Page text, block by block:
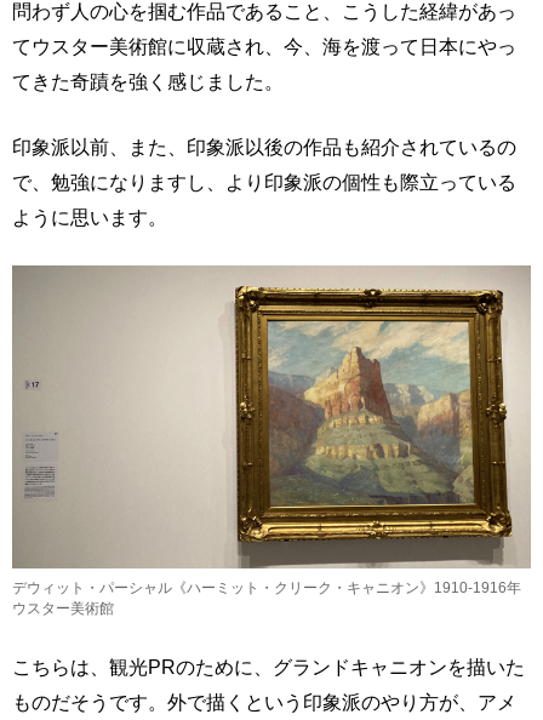
問わず人の心を掴む作品であること、こうした経緯があっ
てウスター美術館に収蔵され、今、海を渡って日本にやっ
てきた奇蹟を強く感じました。
印象派以前、また、印象派以後の作品も紹介されているの
で、勉強になりますし、より印象派の個性も際立っている
ように思います。
デウィット・パーシャル《ハーミット・クリーク・キャニオン》1910-1916年
ウスター美術館
こちらは、観光PRのために、グランドキャニオンを描いた
ものだそうです。外で描くという印象派のやり方が、アメ